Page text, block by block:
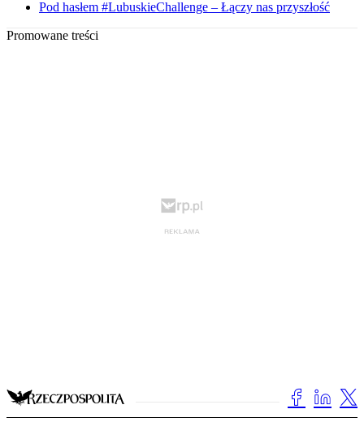
Pod hasłem #LubuskieChallenge – Łączy nas przyszłość
Promowane treści